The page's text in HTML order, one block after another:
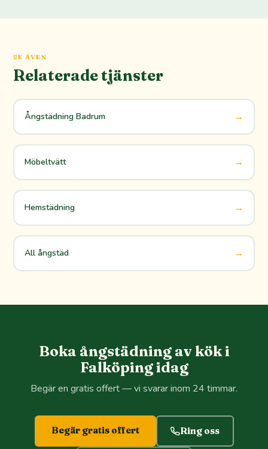
SE ÄVEN
Relaterade tjänster
Ångstädning Badrum →
Möbeltvätt →
Hemstädning →
All ångstäd →
Boka ångstädning av kök i
Falköping idag
Begär en gratis offert — vi svarar inom 24 timmar.
Begär gratis offert Ring oss